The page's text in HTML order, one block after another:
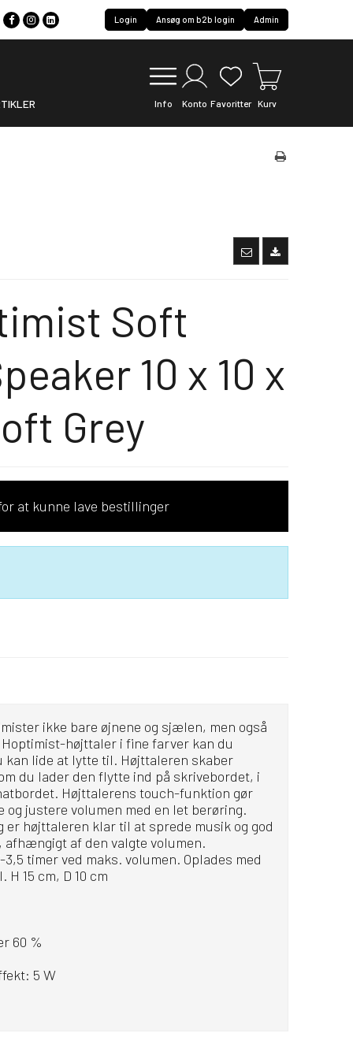
Login Ansøg om b2b login Admin
Info Konto Favoritter Kurv
Soft
10 x 10 x
Grey
at kunne lave bestillinger
ikke bare øjnene og sjælen, men også
højttaler i fine farver kan du
kan lide at lytte til. Højttaleren skaber
du lader den flytte ind på skrivebordet, i
Højttalerens touch-funktion gør
justere volumen med en let berøring.
er højttaleren klar til at sprede musik og god
afhængigt af den valgte volumen.
timer ved maks. volumen. Oplades med
H 15 cm, D 10 cm
60 %
5 W